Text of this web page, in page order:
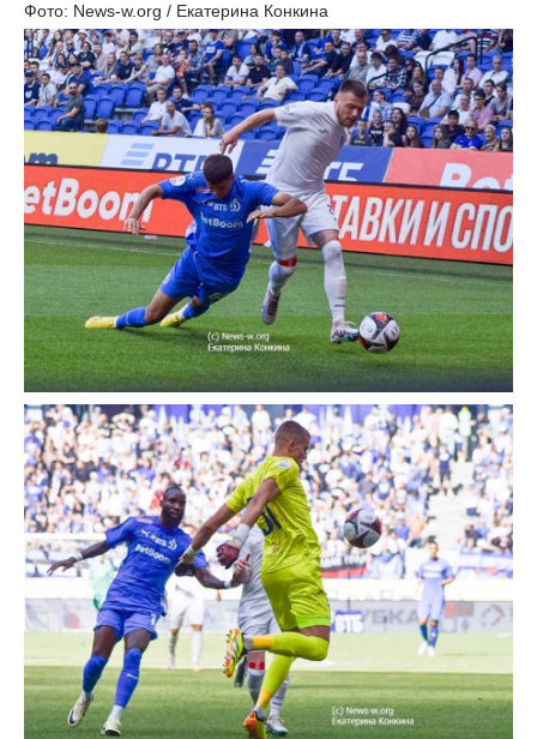
Фото: News-w.org / Екатерина Конкина